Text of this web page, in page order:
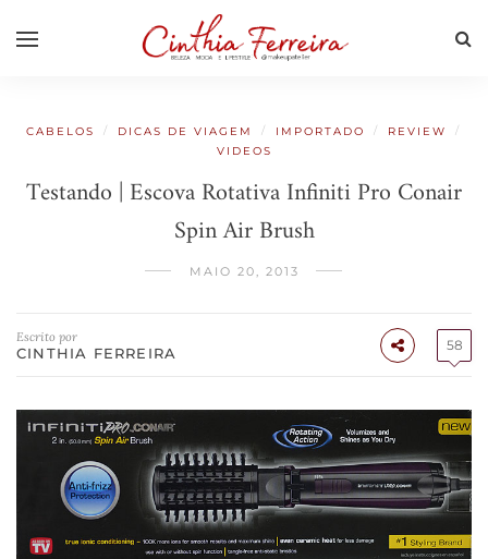
CABELOS / DICAS DE VIAGEM / IMPORTADO / REVIEW
/
VIDEOS
Testando | Escova Rotativa Infiniti Pro Conair
Spin Air Brush
MAIO 20, 2013
Escrito por
CINTHIA FERREIRA 58